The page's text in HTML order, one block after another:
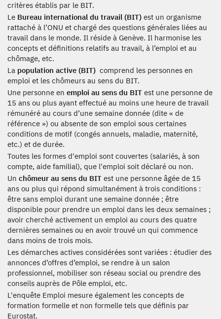
critères établis par le BIT.
Le Bureau international du travail (BIT) est un organisme
rattaché à l’ONU et chargé des questions générales liées au
travail dans le monde. Il réside à Genève. Il harmonise les
concepts et définitions relatifs au travail, à l’emploi et au
chômage, etc.
La population active (BIT) comprend les personnes en
emploi et les chômeurs au sens du BIT.
Une personne en emploi au sens du BIT est une personne de
15 ans ou plus ayant effectué au moins une heure de travail
rémunéré au cours d’une semaine donnée (dite « de
référence ») ou absente de son emploi sous certaines
conditions de motif (congés annuels, maladie, maternité,
etc.) et de durée.
Toutes les formes d'emploi sont couvertes (salariés, à son
compte, aide familial), que l'emploi soit déclaré ou non.
Un chômeur au sens du BIT est une personne âgée de 15
ans ou plus qui répond simultanément à trois conditions :
être sans emploi durant une semaine donnée ; être
disponible pour prendre un emploi dans les deux semaines ;
avoir cherché activement un emploi au cours des quatre
dernières semaines ou en avoir trouvé un qui commence
dans moins de trois mois.
Les démarches actives considérées sont variées : étudier des
annonces d’offres d’emploi, se rendre à un salon
professionnel, mobiliser son réseau social ou prendre des
conseils auprès de Pôle emploi, etc.
L'enquête Emploi mesure également les concepts de
formation formelle et non formelle tels que définis par
Eurostat.